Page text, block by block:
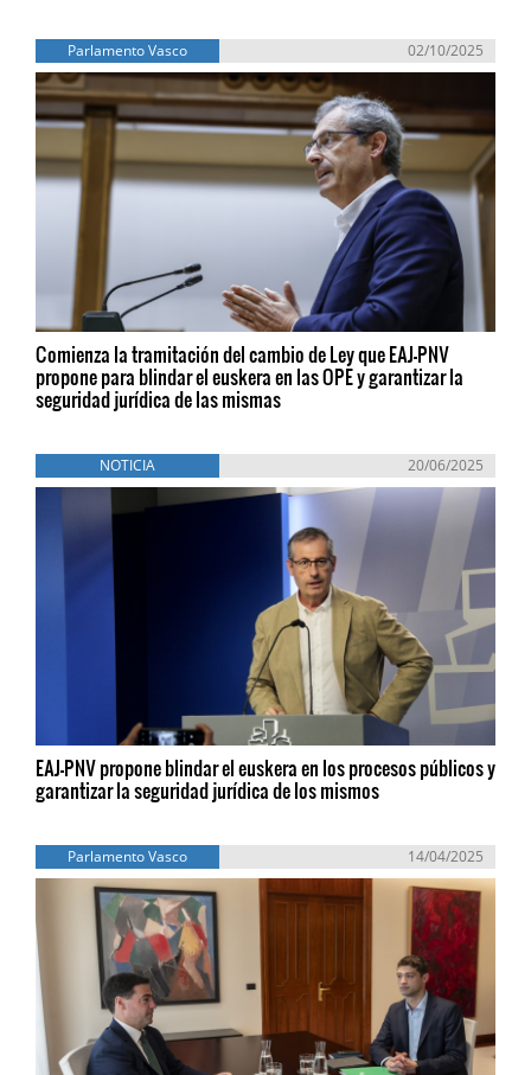
Parlamento Vasco 02/10/2025
Comienza la tramitación del cambio de Ley que EAJ-PNV
propone para blindar el euskera en las OPE y garantizar la
seguridad jurídica de las mismas
NOTICIA 20/06/2025
EAJ-PNV propone blindar el euskera en los procesos públicos y
garantizar la seguridad jurídica de los mismos
Parlamento Vasco 14/04/2025